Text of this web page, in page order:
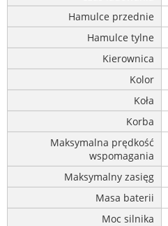
Hamulce przednie
Hamulce tylne
Kierownica
Kolor
Koła
Korba
Maksymalna prędkość
wspomagania
Maksymalny zasięg
Masa baterii
Moc silnika